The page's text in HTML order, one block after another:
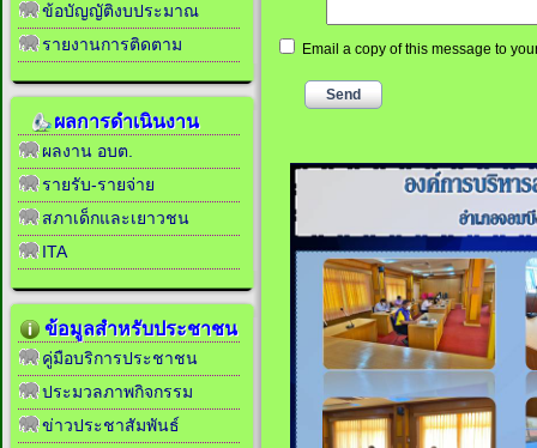
Email a copy of this message to
ข้อบัญญัติงบประมาณ
รายงานการติดตาม
ผลการดำเนินงาน
ผลงาน อบต.
รายรับ-รายจ่าย
สภาเด็กและเยาวชน
ITA
ข้อมูลสำหรับประชาชน
คู่มือบริการประชาชน
ประมวลภาพกิจกรรม
ข่าวประชาสัมพันธ์